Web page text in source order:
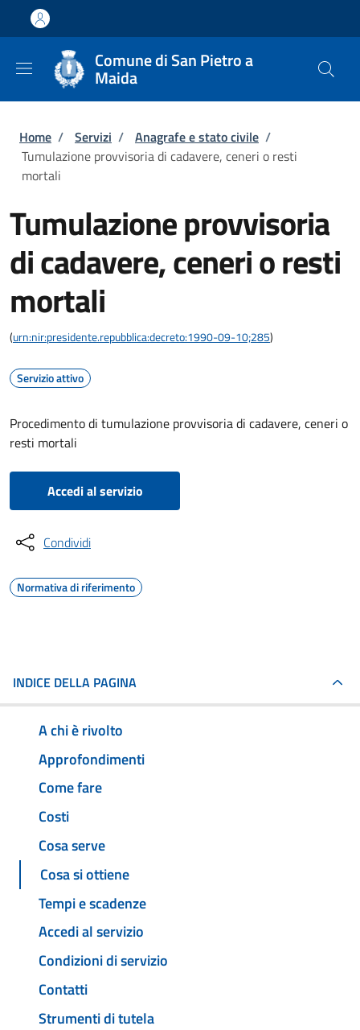
Salta al contenuto principale
Skip to footer content
Comune di San Pietro a
Maida
Briciole di pane
Home / Servizi / Anagrafe e stato civile /
Tumulazione provvisoria di cadavere, ceneri o resti
mortali
Tumulazione provvisoria
di cadavere, ceneri o resti
mortali
(urn:nir:presidente.repubblica:decreto:1990-09-10;285)
Servizio attivo
Procedimento di tumulazione provvisoria di cadavere, ceneri o
resti mortali
Accedi al servizio
Condividi
Normativa di riferimento
INDICE DELLA PAGINA
A chi è rivolto
Approfondimenti
Come fare
Costi
Cosa serve
Cosa si ottiene
Tempi e scadenze
Accedi al servizio
Condizioni di servizio
Contatti
Strumenti di tutela